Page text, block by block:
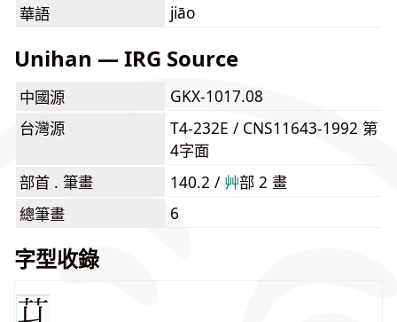
華語
jiāo
Unihan — IRG Source
中國源
GKX-1017.08
台灣源
T4-232E / CNS11643-1992 第
4字面
部首 . 筆畫
140.2 / ⾋部 2 畫
總筆畫
6
字型收錄